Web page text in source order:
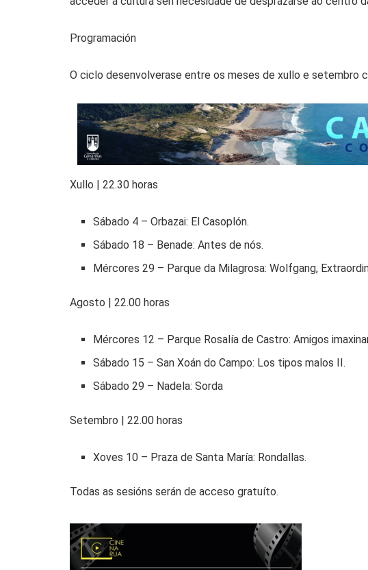
Programación
O ciclo desenvolverase entre os meses de xullo e setembro
Xullo | 22.30 horas
Sábado 4 – Orbazai: El Casoplón.
Sábado 18 – Benade: Antes de nós.
Mércores 29 – Parque da Milagrosa: Wolfgang,
Agosto | 22.00 horas
Mércores 12 – Parque Rosalía de Castro: Amigos
Sábado 15 – San Xoán do Campo: Los tipos malos II.
Sábado 29 – Nadela: Sorda
Setembro | 22.00 horas
Xoves 10 – Praza de Santa María: Rondallas.
Todas as sesións serán de acceso gratuíto.